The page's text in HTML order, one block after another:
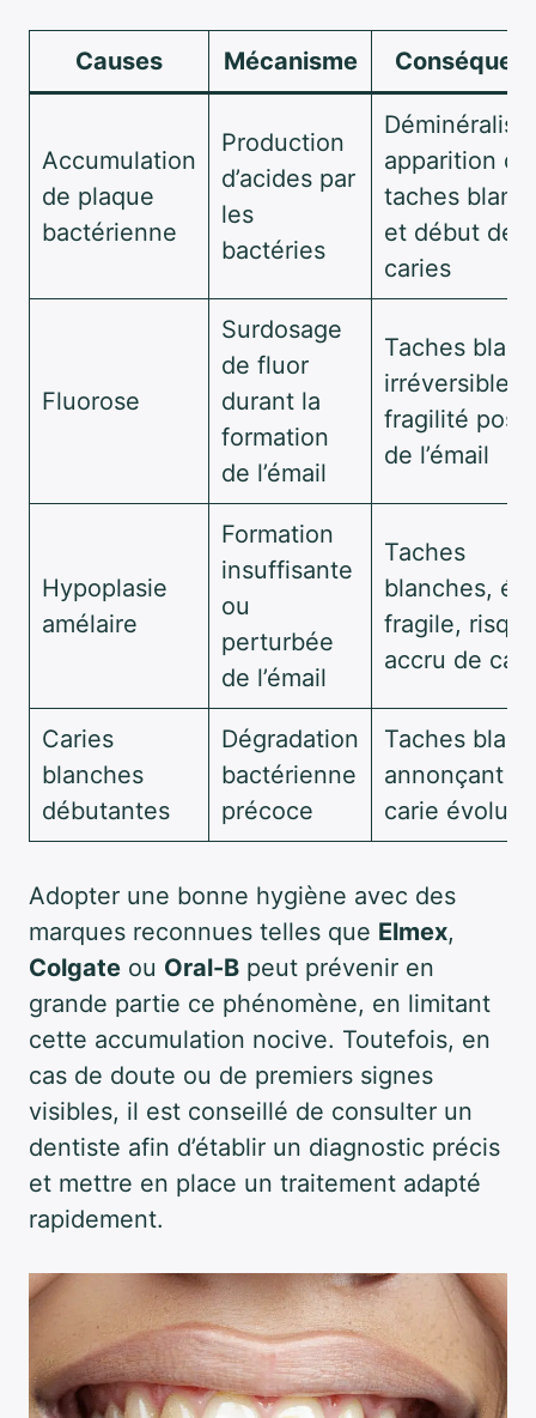
Causes Mécanisme
Accumulation
de plaque
bactérienne
Production
d’acides par
les
bactéries
apparition de
taches
et début de
caries
Fluorose
Surdosage
de fluor
durant la
formation
de l’émail
Taches
irréversibles,
fragilité
de l’émail
Hypoplasie
amélaire
Formation
insuffisante
ou
perturbée
de l’émail
Taches
blanches,
fragile,
accru de
Caries
blanches
débutantes
Dégradation
bactérienne
précoce
Taches
annonçant
carie
Adopter une bonne hygiène avec des
marques reconnues telles que Elmex,
Colgate ou Oral-B peut prévenir en
grande partie ce phénomène, en limitant
cette accumulation nocive. Toutefois, en
cas de doute ou de premiers signes
visibles, il est conseillé de consulter un
dentiste afin d’établir un diagnostic précis
et mettre en place un traitement adapté
rapidement.